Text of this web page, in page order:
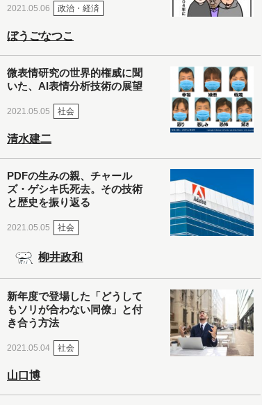
2021.05.06 政治・経済
ぼうごなつこ
微表情研究の世界的権威に聞
いた、AI表情分析技術の展望
2021.05.05 社会
清水建二
PDFの生みの親、チャール
ズ・ゲシキ氏死去。その技術
と歴史を振り返る
2021.05.05 社会
柳井政和
新年度で登場した「どうして
もソリが合わない同僚」と付
き合う方法
2021.05.04 社会
山口博